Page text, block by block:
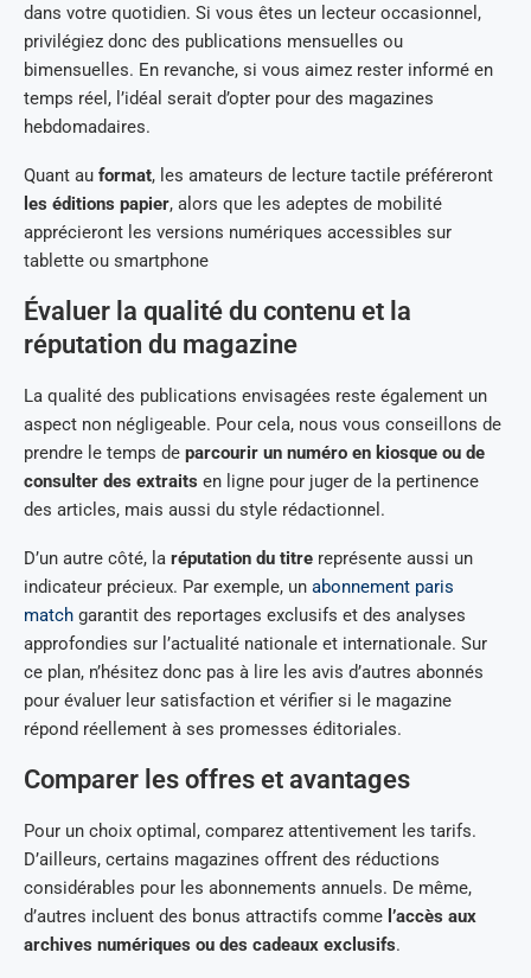
dans votre quotidien. Si vous êtes un lecteur occasionnel,
privilégiez donc des publications mensuelles ou
bimensuelles. En revanche, si vous aimez rester informé en
temps réel, l’idéal serait d’opter pour des magazines
hebdomadaires.
Quant au format, les amateurs de lecture tactile préféreront
les éditions papier, alors que les adeptes de mobilité
apprécieront les versions numériques accessibles sur
tablette ou smartphone
Évaluer la qualité du contenu et la
réputation du magazine
La qualité des publications envisagées reste également un
aspect non négligeable. Pour cela, nous vous conseillons de
prendre le temps de parcourir un numéro en kiosque ou de
consulter des extraits en ligne pour juger de la pertinence
des articles, mais aussi du style rédactionnel.
D’un autre côté, la réputation du titre représente aussi un
indicateur précieux. Par exemple, un abonnement paris
match garantit des reportages exclusifs et des analyses
approfondies sur l’actualité nationale et internationale. Sur
ce plan, n’hésitez donc pas à lire les avis d’autres abonnés
pour évaluer leur satisfaction et vérifier si le magazine
répond réellement à ses promesses éditoriales.
Comparer les offres et avantages
Pour un choix optimal, comparez attentivement les tarifs.
D’ailleurs, certains magazines offrent des réductions
considérables pour les abonnements annuels. De même,
d’autres incluent des bonus attractifs comme l’accès aux
archives numériques ou des cadeaux exclusifs.